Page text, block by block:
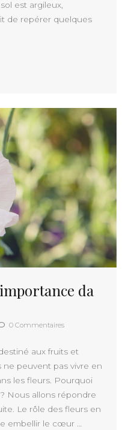
est argileux,
de repérer quelques
le type de terre de
da
0 Commentaires
aux fruits et
ne peuvent pas vivre en
les fleurs. Pourquoi
Nous allons répondre
Le rôle des fleurs en
embellir le cœur …